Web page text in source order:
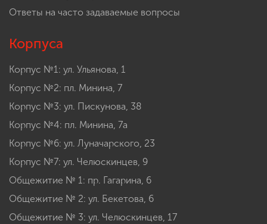
Ответы на часто задаваемые вопросы
Корпуса
Корпус №1: ул. Ульянова, 1
Корпус №2: пл. Минина, 7
Корпус №3: ул. Пискунова, 38
Корпус №4: пл. Минина, 7а
Корпус №6: ул. Луначарского, 23
Корпус №7: ул. Челюскинцев, 9
Общежитие № 1: пр. Гагарина, 6
Общежитие № 2: ул. Бекетова, 6
Общежитие № 3: ул. Челюскинцев, 17